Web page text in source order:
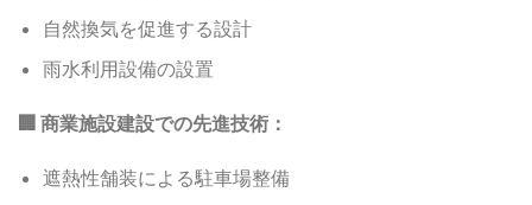
自然換気を促進する設計
雨水利用設備の設置
🏢 商業施設建設での先進技術：
遮熱性舗装による駐車場整備